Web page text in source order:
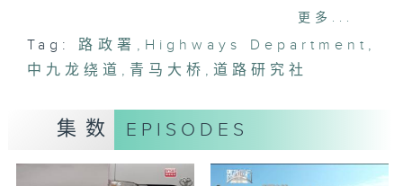
桥，以至刚通车的中九龙绕道、未来的港深
西部铁路，都与香港发展并肩同行，成就生
活每一步。
更多...
Tag: 路政署 , Highways Department ,
中九龙绕道 , 青马大桥 ,道路研究社
集数 EPISODES